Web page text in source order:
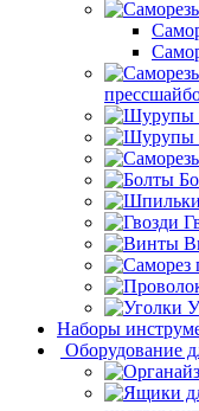
Наборы
Оборудование